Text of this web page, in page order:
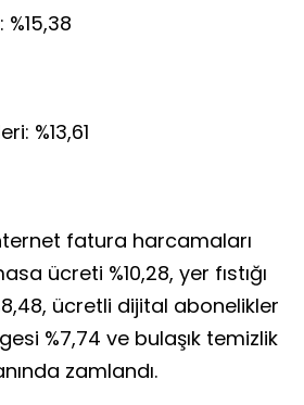
%13,61
fatura harcamaları
ücreti %10,28, yer fıstığı
ücretli dijital abonelikler
%7,74 ve bulaşık temizlik
zamlandı.